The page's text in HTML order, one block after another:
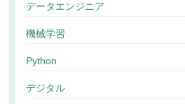
データエンジニア
機械学習
Python
デジタル